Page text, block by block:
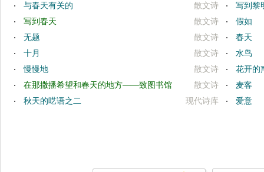
散文诗
与春天有关的
散文诗
写到春天
散文诗
无题
散文诗
十月
散文诗
慢慢地
散文诗
在那撒播希望和春天的地方——致图书馆
现代诗库
秋天的呓语之二
写到黎
假如
春天
水鸟
花开的
麦客
爱意